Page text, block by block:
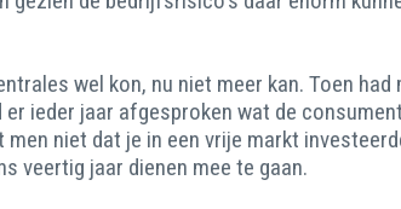
wel kon, nu niet meer kan. Toen
ieder jaar afgesproken wat de
niet dat je in een vrije markt
veertig jaar dienen mee te gaan.